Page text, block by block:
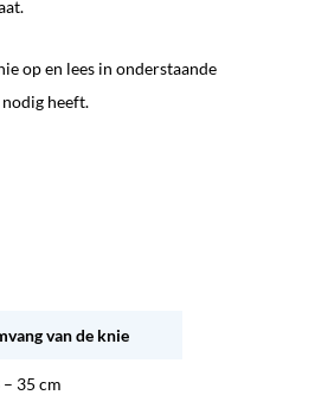
op en lees in onderstaande
heeft.
van de knie
– 35 cm